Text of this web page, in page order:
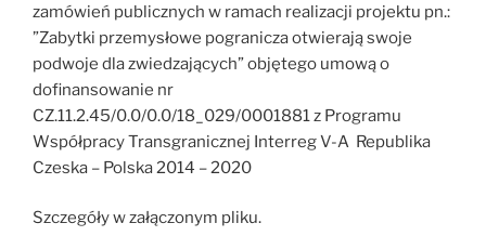
zamówień publicznych w ramach realizacji projektu pn.:
”Zabytki przemysłowe pogranicza otwierają swoje
podwoje dla zwiedzających” objętego umową o
dofinansowanie nr
CZ.11.2.45/0.0/0.0/18_029/0001881 z Programu
Współpracy Transgranicznej Interreg V-A Republika
Czeska – Polska 2014 – 2020
Szczegóły w załączonym pliku.